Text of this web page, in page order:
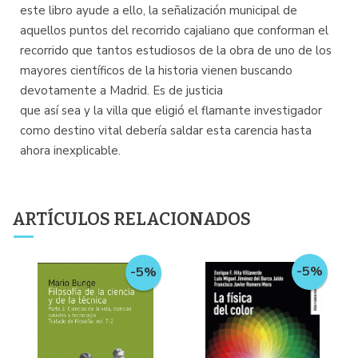
este libro ayude a ello, la señalización municipal de
aquellos puntos del recorrido cajaliano que conforman el
recorrido que tantos estudiosos de la obra de uno de los
mayores científicos de la historia vienen buscando
devotamente a Madrid. Es de justicia
que así sea y la villa que eligió el flamante investigador
como destino vital debería saldar esta carencia hasta
ahora inexplicable.
ARTÍCULOS RELACIONADOS
-5% -5%